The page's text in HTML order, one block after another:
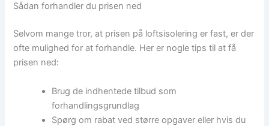
Sådan forhandler du prisen ned
Selvom mange tror, at prisen på loftsisolering er fast, er der
ofte mulighed for at forhandle. Her er nogle tips til at få
prisen ned:
Brug de indhentede tilbud som
forhandlingsgrundlag
Spørg om rabat ved større opgaver eller hvis du